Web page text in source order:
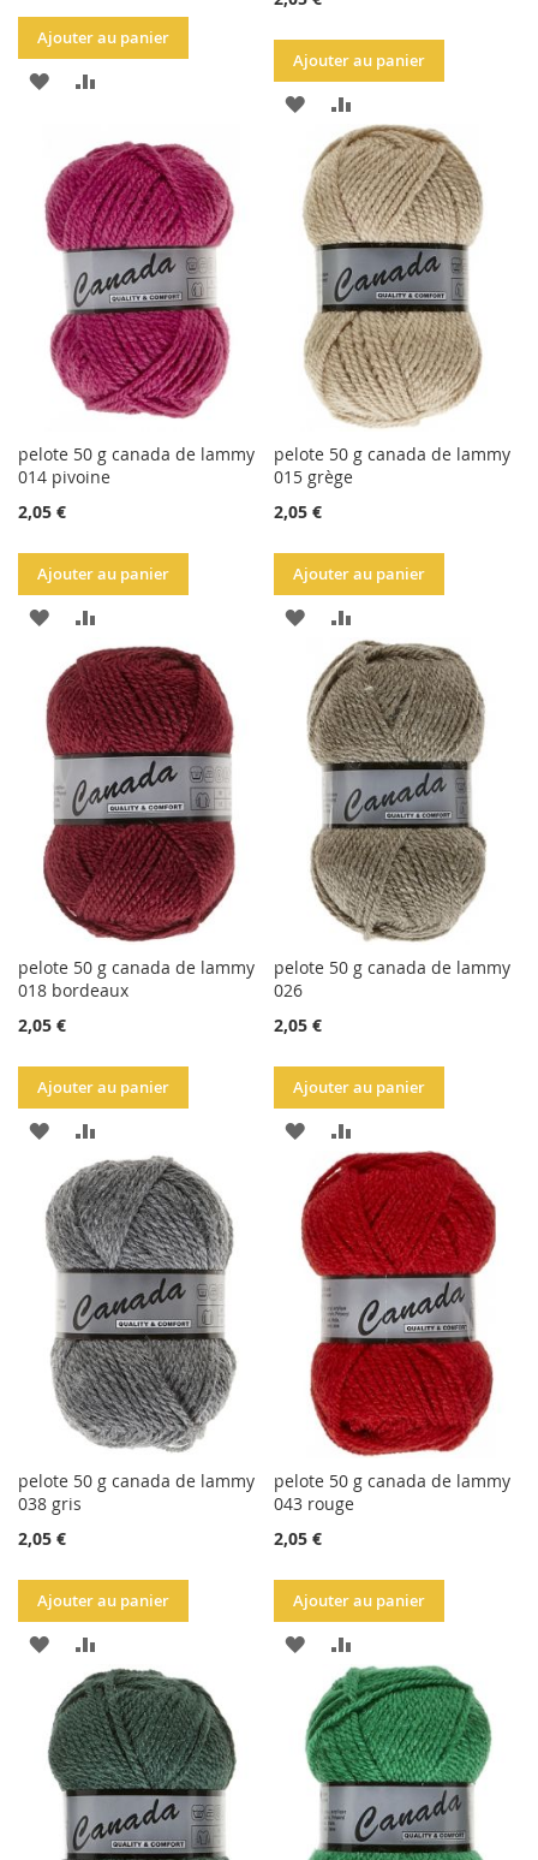
Ajouter au panier
AJOUTER
LA
LISTE
D'ACHATS
COMPARATEUR
Ajouter au panier
AJOUTER
LA
LISTE
D'ACHATS
AU
COMPARATEUR
pelote 50 g canada de lammy
014 pivoine
2,05 €
Ajouter au panier
AJOUTER
LA
LISTE
D'ACHATS
AU
COMPARATEUR
pelote 50 g canada de lammy
015 grège
2,05 €
Ajouter au panier
AJOUTER
LA
LISTE
AU
COMPARATEUR
pelote 50 g canada de lammy
018 bordeaux
2,05 €
Ajouter au panier
AJOUTER
LA
LISTE
D'ACHATS
AU
COMPARATEUR
pelote 50 g canada de lammy
026
2,05 €
Ajouter au panier
AJOUTER
LA
LISTE
D'ACHATS
AU
COMPARATEUR
pelote 50 g canada de lammy
038 gris
2,05 €
Ajouter au panier
AJOUTER
LA
LISTE
D'ACHATS
AU
COMPARATEUR
pelote 50 g canada de lammy
043 rouge
2,05 €
Ajouter au panier
AJOUTER
LA
LISTE
D'ACHATS
AU
COMPARATEUR